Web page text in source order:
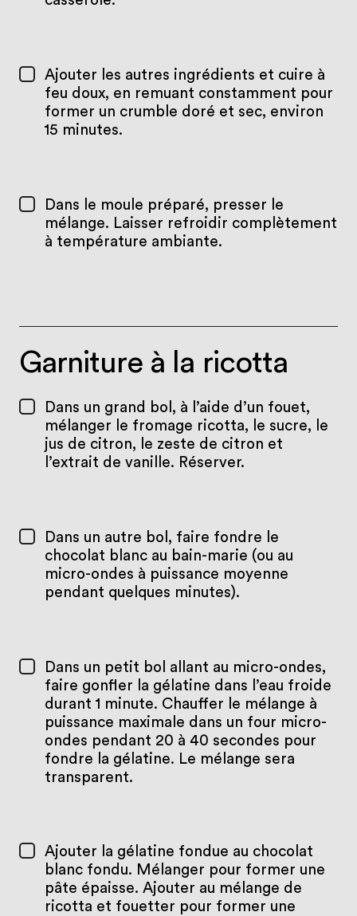
Ajouter les autres ingrédients et cuire à
feu doux, en remuant constamment pour
former un crumble doré et sec, environ
15 minutes.
Dans le moule préparé, presser le
mélange. Laisser refroidir complètement
à température ambiante.
Garniture à la ricotta
Dans un grand bol, à l’aide d’un fouet,
mélanger le fromage ricotta, le sucre, le
jus de citron, le zeste de citron et
l’extrait de vanille. Réserver.
Dans un autre bol, faire fondre le
chocolat blanc au bain-marie (ou au
micro-ondes à puissance moyenne
pendant quelques minutes).
Dans un petit bol allant au micro-ondes,
faire gonfler la gélatine dans l’eau froide
durant 1 minute. Chauffer le mélange à
puissance maximale dans un four micro-
ondes pendant 20 à 40 secondes pour
fondre la gélatine. Le mélange sera
transparent.
Ajouter la gélatine fondue au chocolat
blanc fondu. Mélanger pour former une
pâte épaisse. Ajouter au mélange de
ricotta et fouetter pour former une